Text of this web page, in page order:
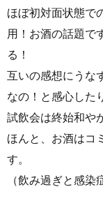
ほぼ初対面状態で
用！お酒の話題で
る！
互いの感想にうな
なの！と感心したり
試飲会は終始和や
ほんと、お酒はコ
す。
（飲み過ぎと感染